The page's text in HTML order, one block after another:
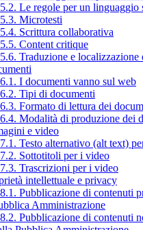
Le regole per un linguaggio
Microtesti
Scrittura collaborativa
Content critique
Traduzione e localizzazione
I documenti vanno sul web
Tipi di documenti
Formato di lettura dei
Modalità di produzione dei
e video
Testo alternativo (alt text)
Sottotitoli per i video
Trascrizioni per i video
intellettuale e privacy
Pubblicazione di contenuti
Amministrazione
Pubblicazione di contenuti